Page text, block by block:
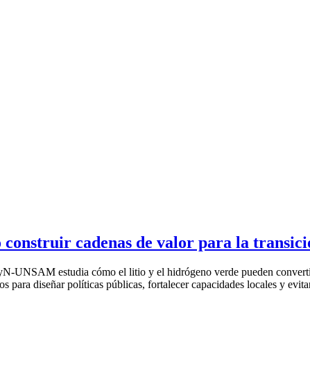
cadenas de valor para la
UNSAM estudia cómo el litio y el hidrógeno verde pueden
para diseñar políticas públicas, fortalecer capacidades locales y